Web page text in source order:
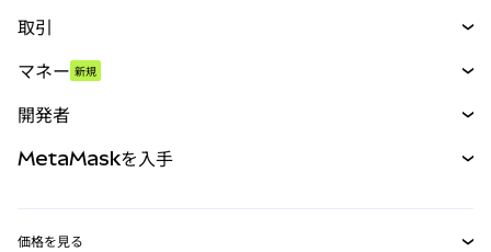
取引
パーペチュアル
RWA
マネー 新規
開発者
MetaMaskを入手
価格を見る